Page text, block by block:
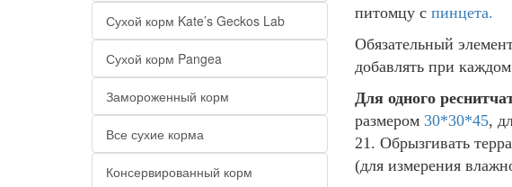
Сухой корм Kate’s Geckos Lab
Сухой корм Pangea
Замороженный корм
Все сухие корма
Консервированный корм
питомцу с пинцета.
Обязательный
добавлять при
Для одного
размером 30*30*45,
21. Обрызгивать
(для измерения